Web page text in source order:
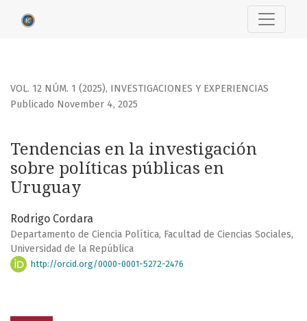
Tendencias en la investigación sobre políticas públicas en
VOL. 12 NÚM. 1 (2025), INVESTIGACIONES Y EXPERIENCIAS
Tendencias en la investigación
sobre políticas públicas en
Uruguay
Publicado November 4, 2025
Rodrigo Cordara
Departamento de Ciencia Política, Facultad de Ciencias Sociales,
Universidad de la República
http://orcid.org/0000-0001-5272-2476